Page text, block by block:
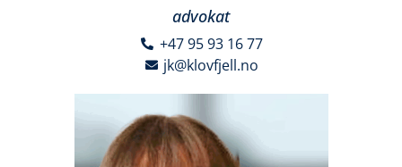
advokat
+47 95 93 16 77
jk@klovfjell.no